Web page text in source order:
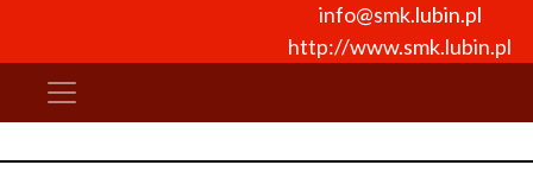
info@smk.lubin.pl
http://www.smk.lubin.pl